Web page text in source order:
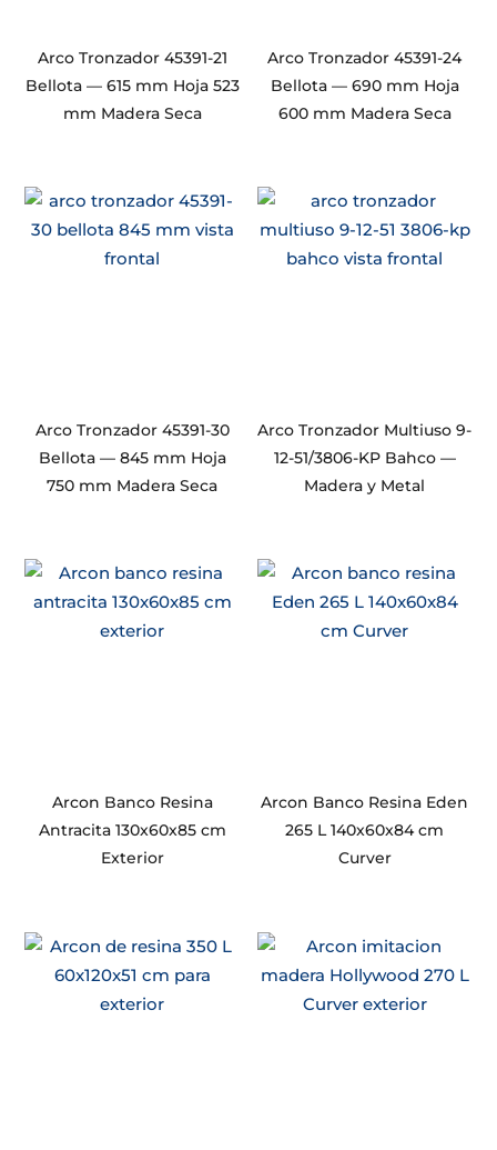
Arco Tronzador 45391-21
Bellota — 615 mm Hoja 523
mm Madera Seca
Arco Tronzador 45391-24
Bellota — 690 mm Hoja
600 mm Madera Seca
Arco Tronzador 45391-30
Bellota — 845 mm Hoja
750 mm Madera Seca
Arco Tronzador Multiuso 9-
12-51/3806-KP Bahco —
Madera y Metal
Arcon Banco Resina
Antracita 130x60x85 cm
Exterior
Arcon Banco Resina Eden
265 L 140x60x84 cm
Curver